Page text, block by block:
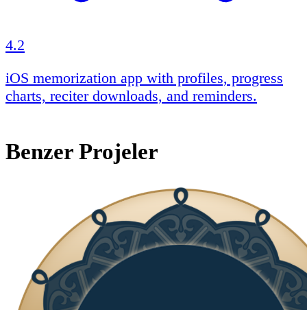
4.2
iOS memorization app with profiles, progress
charts, reciter downloads, and reminders.
Benzer Projeler